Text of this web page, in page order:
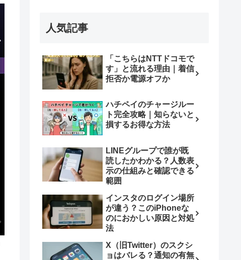
人気記事
「こちらはNTTドコモで
す」と流れる理由｜着信
拒否か電源オフか
ハチペイのチャージルー
ト完全攻略｜知らないと
損するお得な方法
LINEグループで誰が既
読したかわかる？人数表
示の仕組みと確認できる
範囲
インスタのログイン場所
が違う？このiPhoneな
のにおかしい原因と対処
法
X（旧Twitter）のスクシ
ョはバレる？通知の有無